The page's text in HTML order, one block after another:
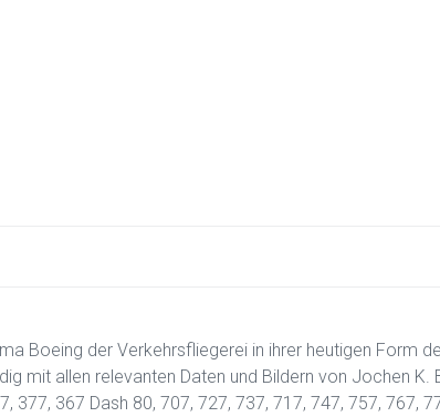
Boeing der Verkehrsfliegerei in ihrer heutigen Form
mit allen relevanten Daten und Bildern von Jochen K.
377, 367 Dash 80, 707, 727, 737, 717, 747, 757, 767,